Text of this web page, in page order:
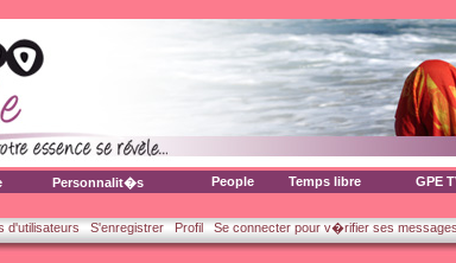
Personnalit�s People Temps libre GPE
d'utilisateurs S'enregistrer Profil Se connecter pour v�rifier ses